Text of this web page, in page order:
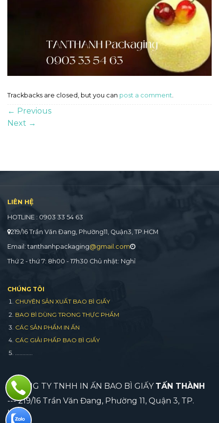
Trackbacks are closed, but you can post a comment.
← Previous
Next →
LIÊN HỆ
HOTLINE : 0903 33 54 63
219/16 Trần Văn Đang, Phường11, Quận3, TP.HCM
Email: tanthanhpackaging@gmail.com
Thứ 2 - thứ 7: 8h00 - 17h30 Chủ nhật: Nghỉ
CHÚNG TÔI
CHUYÊN SẢN XUẤT BAO BÌ GIẤY
BAO BÌ DÙNG TRONG THỰC PHẨM
CÁC SẢN PHẨM IN ẤN
CÁC GIẢI PHẤP BAO BÌ GIẤY
............
CÔNG TY TNHH IN ẤN BAO BÌ GIẤY TẤN THÀNH
--- 219/16 Trần Văn Đang, Phường 11, Quận 3, TP.
HCM